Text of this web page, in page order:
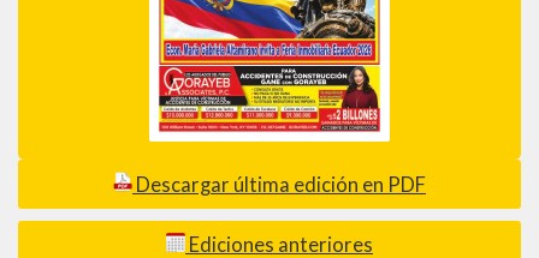
Descargar última edición en PDF
Ediciones anteriores